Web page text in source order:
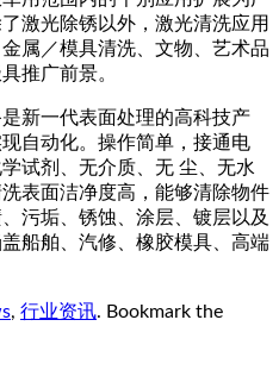
激光除锈以外，激光清洗应用
属／模具清洗、文物、艺术品
推广前景。
新一代表面处理的高科技产
自动化。操作简单，接通电
试剂、无介质、无 尘、无水
表面洁净度高，能够清除物件
污垢、锈蚀、涂层、镀层以及
船舶、汽修、橡胶模具、高端
, 行业资讯. Bookmark the